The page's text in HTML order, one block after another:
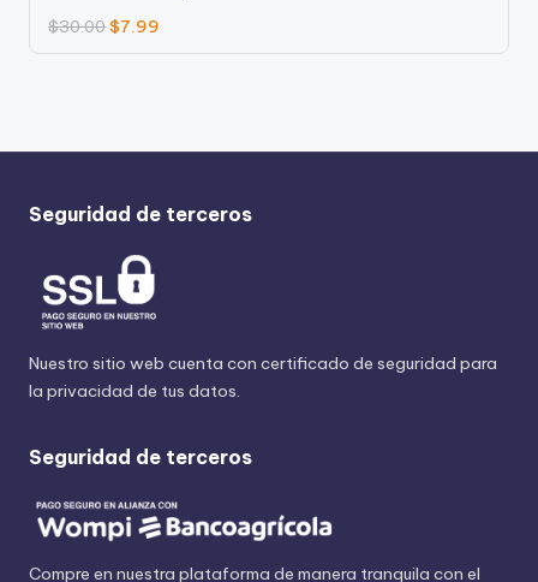
$30.00$7.99
Seguridad de terceros
Nuestro sitio web cuenta con certificado de seguridad para
la privacidad de tus datos.
Seguridad de terceros
Compre en nuestra plataforma de manera tranquila con el